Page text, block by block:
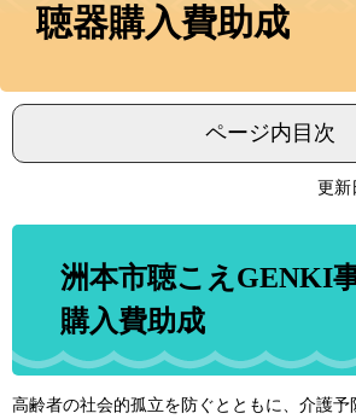
聴器購入費助成
ページ内目次
更新
洲本市聴こえGENKI
購入費助成
高齢者の社会的孤立を防ぐとともに、介護予